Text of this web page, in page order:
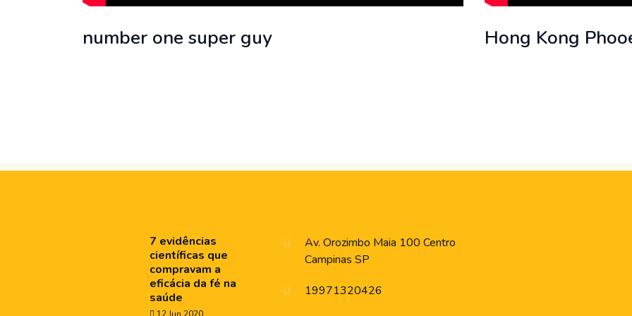
number one super guy Hong Kong
7 evidências
científicas que
compravam a
eficácia da fé na
saúde
Av. Orozimbo Maia 100 Centro
Campinas SP
19971320426